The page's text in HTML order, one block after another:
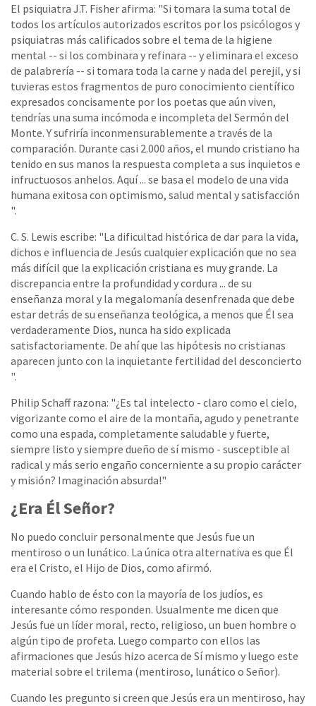
El psiquiatra J.T. Fisher afirma: "Si tomara la suma total de
todos los artículos autorizados escritos por los psicólogos y
psiquiatras más calificados sobre el tema de la higiene
mental -- si los combinara y refinara -- y eliminara el exceso
de palabrería -- si tomara toda la carne y nada del perejil, y si
tuvieras estos fragmentos de puro conocimiento científico
expresados ​​concisamente por los poetas que aún viven,
tendrías una suma incómoda e incompleta del Sermón del
Monte. Y sufriría inconmensurablemente a través de la
comparación. Durante casi 2.000 años, el mundo cristiano ha
tenido en sus manos la respuesta completa a sus inquietos e
infructuosos anhelos. Aquí ... se basa el modelo de una vida
humana exitosa con optimismo, salud mental y satisfacción
".
C. S. Lewis escribe: "La dificultad histórica de dar para la vida,
dichos e influencia de Jesús cualquier explicación que no sea
más difícil que la explicación cristiana es muy grande. La
discrepancia entre la profundidad y cordura ... de su
enseñanza moral y la megalomanía desenfrenada que debe
estar detrás de su enseñanza teológica, a menos que Él sea
verdaderamente Dios, nunca ha sido explicada
satisfactoriamente. De ahí que las hipótesis no cristianas
aparecen junto con la inquietante fertilidad del desconcierto
".
Philip Schaff razona: "¿Es tal intelecto - claro como el cielo,
vigorizante como el aire de la montaña, agudo y penetrante
como una espada, completamente saludable y fuerte,
siempre listo y siempre dueño de sí mismo - susceptible al
radical y más serio engaño concerniente a su propio carácter
y misión? Imaginación absurda!"
¿Era Él Señor?
No puedo concluir personalmente que Jesús fue un
mentiroso o un lunático. La única otra alternativa es que Él
era el Cristo, el Hijo de Dios, como afirmó.
Cuando hablo de ésto con la mayoría de los judíos, es
interesante cómo responden. Usualmente me dicen que
Jesús fue un líder moral, recto, religioso, un buen hombre o
algún tipo de profeta. Luego comparto con ellos las
afirmaciones que Jesús hizo acerca de Sí mismo y luego este
material sobre el trilema (mentiroso, lunático o Señor).
Cuando les pregunto si creen que Jesús era un mentiroso, hay